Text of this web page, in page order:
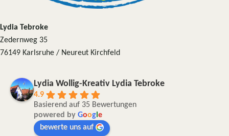
Lydia Tebroke
Zedernweg 35
76149 Karlsruhe / Neureut Kirchfeld
Lydia Wollig-Kreativ Lydia Tebroke
4.9
Basierend auf 35 Bewertungen
powered by Goog e
bewerte uns auf